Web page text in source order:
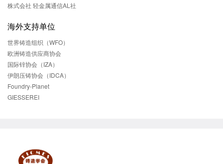
株式会社 轻金属通信AL社
海外支持单位
世界铸造组织（WFO）
欧洲铸造供应商协会
国际锌协会（IZA）
伊朗压铸协会（IDCA）
Foundry-Planet
GIESSEREI